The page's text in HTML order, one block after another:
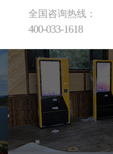
全国咨询热线：
400-033-1618